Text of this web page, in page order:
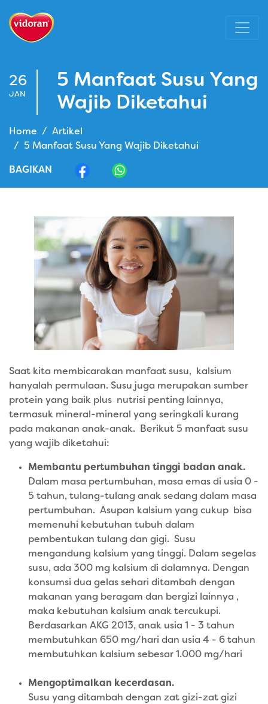
26
JAN
5 Manfaat Susu Yang
Wajib Diketahui
Home
Artikel
5 Manfaat Susu Yang Wajib Diketahui
BAGIKAN
Saat kita membicarakan manfaat susu, kalsium
hanyalah permulaan. Susu juga merupakan sumber
protein yang baik plus nutrisi penting lainnya,
termasuk mineral-mineral yang seringkali kurang
pada makanan anak-anak. Berikut 5 manfaat susu
yang wajib diketahui:
Membantu pertumbuhan tinggi badan anak.
Dalam masa pertumbuhan, masa emas di usia 0 -
5 tahun, tulang-tulang anak sedang dalam masa
pertumbuhan. Asupan kalsium yang cukup bisa
memenuhi kebutuhan tubuh dalam
pembentukan tulang dan gigi. Susu
mengandung kalsium yang tinggi. Dalam segelas
susu, ada 300 mg kalsium di dalamnya. Dengan
konsumsi dua gelas sehari ditambah dengan
makanan yang beragam dan bergizi lainnya ,
maka kebutuhan kalsium anak tercukupi.
Berdasarkan AKG 2013, anak usia 1 - 3 tahun
membutuhkan 650 mg/hari dan usia 4 - 6 tahun
membutuhkan kalsium sebesar 1.000 mg/hari
Mengoptimalkan kecerdasan.
Susu yang ditambah dengan zat gizi-zat gizi